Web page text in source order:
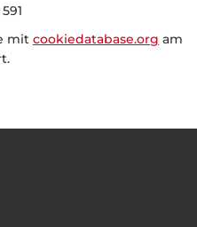
mit cookiedatabase.org am